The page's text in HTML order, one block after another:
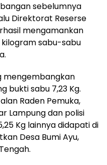
sebelumnya
Direktorat Reserse
mengamankan
sabu-sabu
mengembangkan
bukti sabu 7,23 Kg.
Raden Pemuka,
Lampung dan polisi
Kg lainnya didapati di
Desa Bumi Ayu,